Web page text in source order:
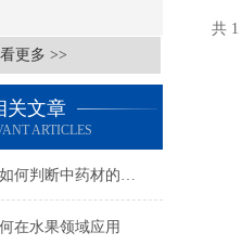
更多 >>
关文章
ARTICLES
分光测色仪是如何判断中药材的真假
在水果领域应用
共